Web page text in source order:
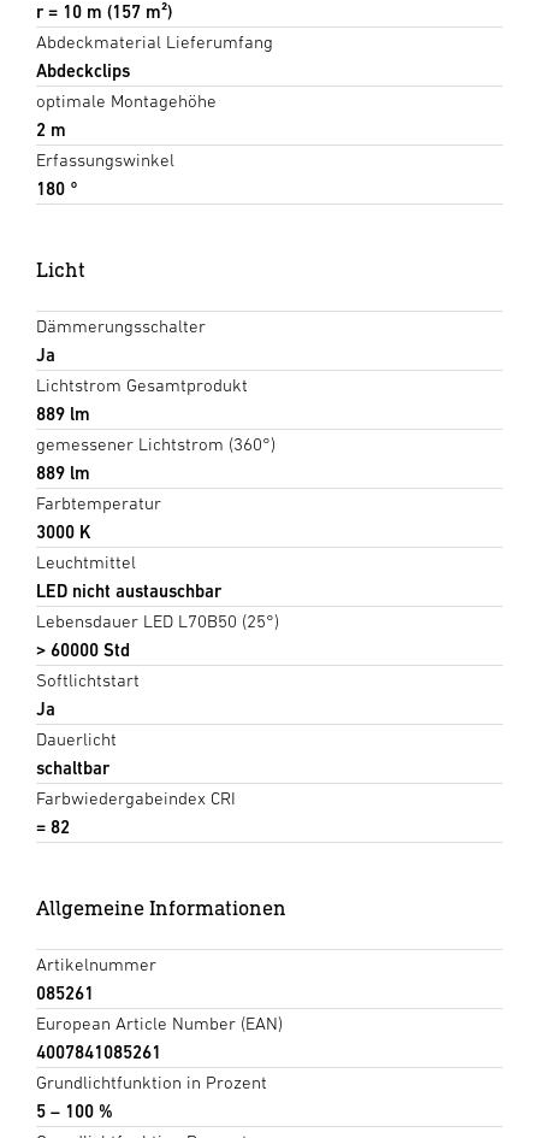
r = 10 m (157 m²)
Abdeckmaterial Lieferumfang
Abdeckclips
optimale Montagehöhe
2 m
Erfassungswinkel
180 °
Licht
Dämmerungsschalter
Ja
Lichtstrom Gesamtprodukt
889 lm
gemessener Lichtstrom (360°)
889 lm
Farbtemperatur
3000 K
Leuchtmittel
LED nicht austauschbar
Lebensdauer LED L70B50 (25°)
> 60000 Std
Softlichtstart
Ja
Dauerlicht
schaltbar
Farbwiedergabeindex CRI
= 82
Allgemeine Informationen
Artikelnummer
085261
European Article Number (EAN)
4007841085261
Grundlichtfunktion in Prozent
5 – 100 %